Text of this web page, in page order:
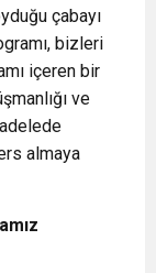
çabayı
bizleri
içeren bir
ve
almaya